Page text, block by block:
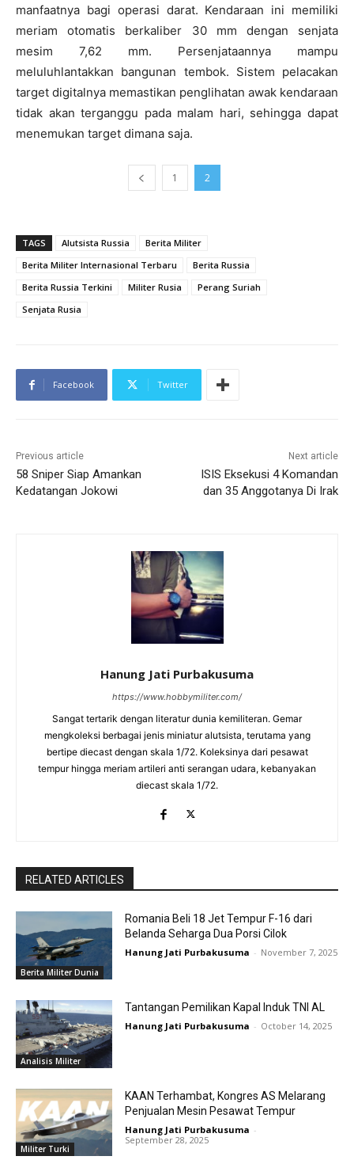
manfaatnya bagi operasi darat. Kendaraan ini memiliki
meriam otomatis berkaliber 30 mm dengan senjata
mesim 7,62 mm. Persenjataannya mampu
meluluhlantakkan bangunan tembok. Sistem pelacakan
target digitalnya memastikan penglihatan awak kendaraan
tidak akan terganggu pada malam hari, sehingga dapat
menemukan target dimana saja.
1 2
TAGS Alutsista Russia
Berita Militer
Berita Militer Internasional Terbaru
Berita Russia
Berita Russia Terkini
Militer Rusia
Perang Suriah
Senjata Rusia
Facebook Twitter
Previous article
58 Sniper Siap Amankan
Kedatangan Jokowi
Next article
ISIS Eksekusi 4 Komandan
dan 35 Anggotanya Di Irak
Hanung Jati Purbakusuma
https://www.hobbymiliter.com/
Sangat tertarik dengan literatur dunia kemiliteran. Gemar
mengkoleksi berbagai jenis miniatur alutsista, terutama yang
bertipe diecast dengan skala 1/72. Koleksinya dari pesawat
tempur hingga meriam artileri anti serangan udara, kebanyakan
diecast skala 1/72.
RELATED ARTICLES
Berita Militer Dunia
Romania Beli 18 Jet Tempur F-16 dari
Belanda Seharga Dua Porsi Cilok
Hanung Jati Purbakusuma - November 7, 2025
Analisis Militer
Tantangan Pemilikan Kapal Induk TNI AL
Hanung Jati Purbakusuma - October 14, 2025
Militer Turki
KAAN Terhambat, Kongres AS Melarang
Penjualan Mesin Pesawat Tempur
Hanung Jati Purbakusuma -
September 28, 2025